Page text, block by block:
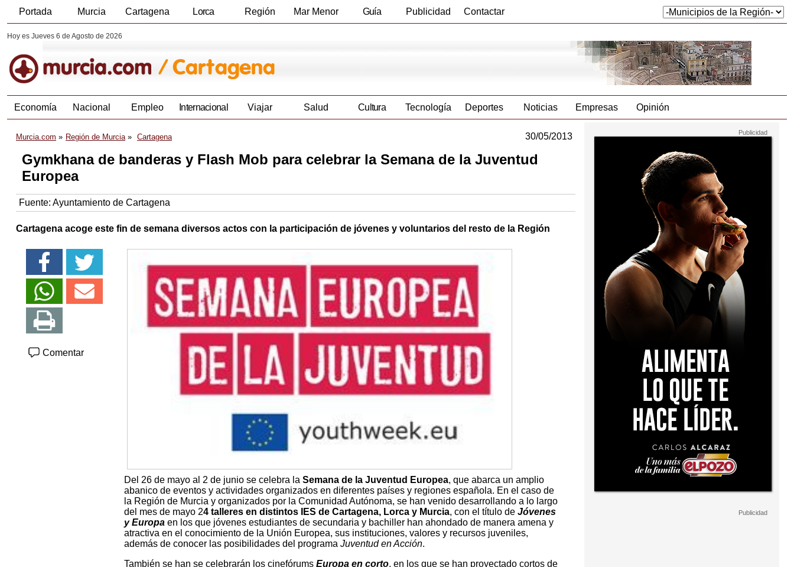
Portada Murcia Cartagena Lorca Región Mar Menor Guía Publicidad Contactar
Hoy es Jueves 6 de Agosto de 2026
Economía Nacional Empleo Internacional Viajar Salud Cultura Tecnología Deportes Noticias Empresas Opinión
Murcia.com Región de Murcia Cartagena 30/05/2013
Gymkhana de banderas y Flash Mob para celebrar la Semana de la Juventud
Europea
Fuente: Ayuntamiento de Cartagena
Cartagena acoge este fin de semana diversos actos con la participación de jóvenes y voluntarios del resto de la Región
Comentar
Del 26 de mayo al 2 de junio se celebra la Semana de la Juventud Europea, que abarca un amplio
abanico de eventos y actividades organizados en diferentes países y regiones española. En el caso de
la Región de Murcia y organizados por la Comunidad Autónoma, se han venido desarrollando a lo largo
del mes de mayo 24 talleres en distintos IES de Cartagena, Lorca y Murcia, con el título de Jóvenes
y Europaen los que jóvenes estudiantes de secundaria y bachiller han ahondado de manera amena y
atractiva en el conocimiento de la Unión Europea, sus instituciones, valores y recursos juveniles,
además de conocer las posibilidades del programa Juventud en Acción.
También se han se celebrarán los cinefórums Europa en corto, en los que se han proyectado cortos de